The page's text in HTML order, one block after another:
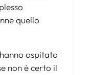
quello
ospitato
non è certo il